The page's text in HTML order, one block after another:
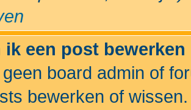
ik een post
board admin of
bewerken of